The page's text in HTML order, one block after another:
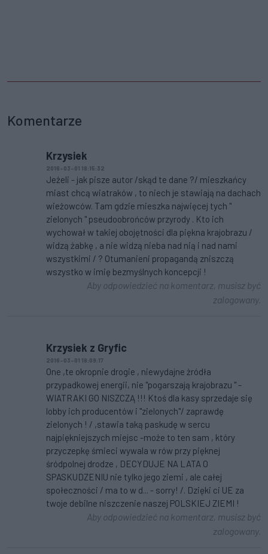
Komentarze
Krzysiek
2016-03-01 18:15:32
Jeżeli - jak pisze autor /skąd te dane ?/ mieszkańcy
miast chcą wiatraków , to niech je stawiają na dachach
wieżowców. Tam gdzie mieszka najwięcej tych "
zielonych " pseudoobrońców przyrody . Kto ich
wychował w takiej obojętności dla piękna krajobrazu /
widzą żabkę , a nie widzą nieba nad nią i nad nami
wszystkimi / ? Otumanieni propagandą zniszczą
wszystko w imię bezmyślnych koncepcji !
Aby odpowiedzieć na komentarz, musisz być
zalogowany.
Krzysiek z Gryfic
2016-03-01 18:09:17
One ,te okropnie drogie , niewydajne żródła
przypadkowej energii, nie "pogarszają krajobrazu " -
WIATRAKI GO NISZCZĄ !!! Ktoś dla kasy sprzedaje się
lobby ich producentów i "zielonych"/ zaprawdę
zielonych ! / ,stawia taką paskudę w sercu
najpiękniejszych miejsc -może to ten sam , który
przyczepkę śmieci wywala w rów przy pięknej
śródpolnej drodze , DECYDUJE NA LATA O
SPASKUDZENIU nie tylko jego ziemi , ale całej
społeczności / ma to w d... - sorry! /. Dzięki ci UE za
twoje debilne niszczenie naszej POLSKIEJ ZIEMI !
Aby odpowiedzieć na komentarz, musisz być
zalogowany.